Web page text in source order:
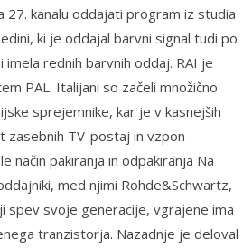
27. kanalu oddajati program iz studia
ki je oddajal barvni signal tudi po
imela rednih barvnih oddaj. RAI je
PAL. Italijani so začeli množično
sprejemnike, kar je v kasnejših
zasebnih TV-postaj in vzpon
način pakiranja in odpakiranja Na
med njimi Rohde&Schwartz,
spev svoje generacije, vgrajene ima
tranzistorja. Nazadnje je deloval